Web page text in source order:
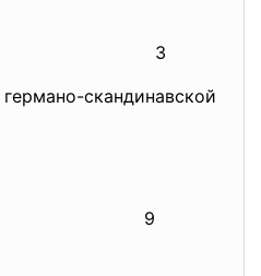
3
скандинавской